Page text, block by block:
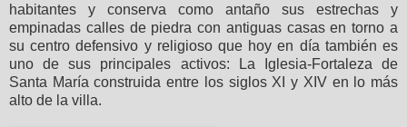
habitantes y conserva como antaño sus estrechas y
empinadas calles de piedra con antiguas casas en torno a
su centro defensivo y religioso que hoy en día también es
uno de sus principales activos: La Iglesia-Fortaleza de
Santa María construida entre los siglos XI y XIV en lo más
alto de la villa.